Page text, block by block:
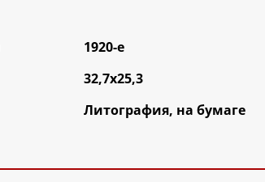
1920-е
32,7х25,3
Литография, на бумаге